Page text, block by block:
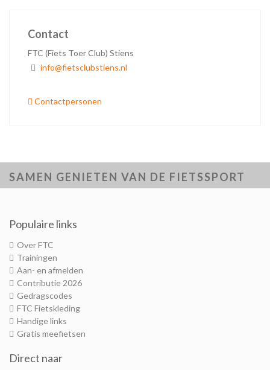
Contact
FTC (Fiets Toer Club) Stiens
info@fietsclubstiens.nl
Contactpersonen
SAMEN GENIETEN VAN DE FIETSSPORT
Populaire links
Over FTC
Trainingen
Aan- en afmelden
Contributie 2026
Gedragscodes
FTC Fietskleding
Handige links
Gratis meefietsen
Direct naar